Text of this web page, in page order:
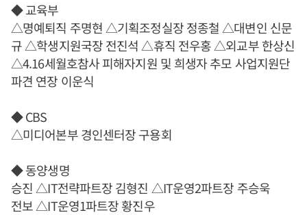
◆ 교육부
△명예퇴직 주명현 △기획조정실장 정종철 △대변인 신문
규 △학생지원국장 전진석 △휴직 전우홍 △외교부 한상신
△4.16세월호참사 피해자지원 및 희생자 추모 사업지원단
파견 연장 이운식
◆ CBS
△미디어본부 경인센터장 구용회
◆ 동양생명
승진 △IT전략파트장 김형진 △IT운영2파트장 주승욱
전보 △IT운영1파트장 황진우